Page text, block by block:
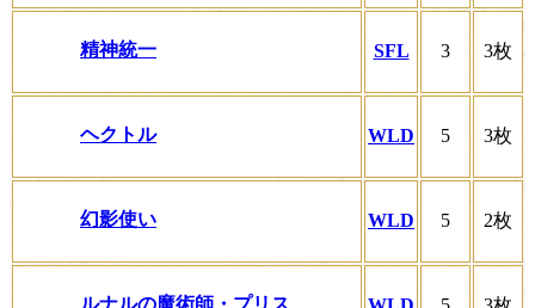
精神統一 SFL 3 3枚
ヘクトル WLD 5 3枚
幻影使い WLD 5 2枚